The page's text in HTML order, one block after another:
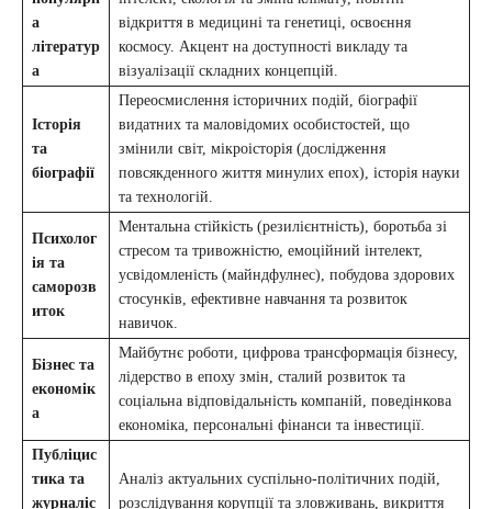
а
літератур
а
відкриття в медицині та генетиці, освоєння
космосу. Акцент на доступності викладу та
візуалізації складних концепцій.
Історія
та
біографії
Переосмислення історичних подій, біографії
видатних та маловідомих особистостей, що
змінили світ, мікроісторія (дослідження
повсякденного життя минулих епох), історія науки
та технологій.
Психолог
ія та
саморозв
иток
Ментальна стійкість (резилієнтність), боротьба зі
стресом та тривожністю, емоційний інтелект,
усвідомленість (майндфулнес), побудова здорових
стосунків, ефективне навчання та розвиток
навичок.
Бізнес та
економік
а
Майбутнє роботи, цифрова трансформація бізнесу,
лідерство в епоху змін, сталий розвиток та
соціальна відповідальність компаній, поведінкова
економіка, персональні фінанси та інвестиції.
Публіцис
тика та
журналіс
Аналіз актуальних суспільно-політичних подій,
розслідування корупції та зловживань, викриття